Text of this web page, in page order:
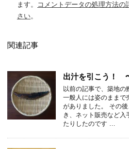
ます。
コメントデータの処理方法の
さい。
関連記事
出汁を引こう！
以前の記事で、築地の
一般人には姿のままで
がありました。 その
き、ネット販売など
たりしたのです …